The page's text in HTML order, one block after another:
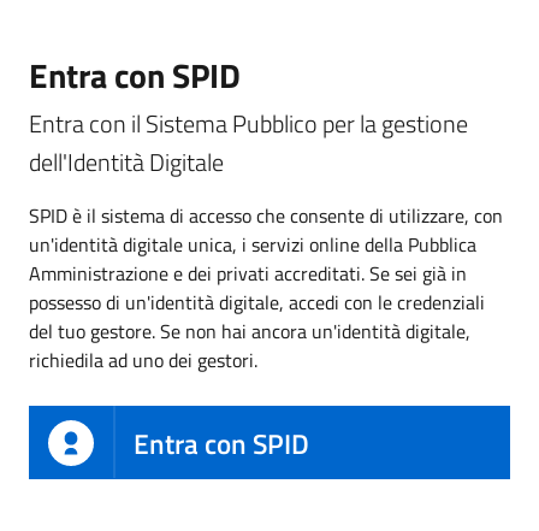
Entra con SPID
Entra con il Sistema Pubblico per la gestione
dell'Identità Digitale
SPID è il sistema di accesso che consente di utilizzare, con
un'identità digitale unica, i servizi online della Pubblica
Amministrazione e dei privati accreditati. Se sei già in
possesso di un'identità digitale, accedi con le credenziali
del tuo gestore. Se non hai ancora un'identità digitale,
richiedila ad uno dei gestori.
Entra con SPID